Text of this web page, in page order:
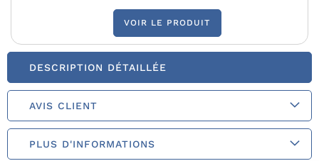
VOIR LE PRODUIT
DESCRIPTION DÉTAILLÉE
AVIS CLIENT
PLUS D'INFORMATIONS